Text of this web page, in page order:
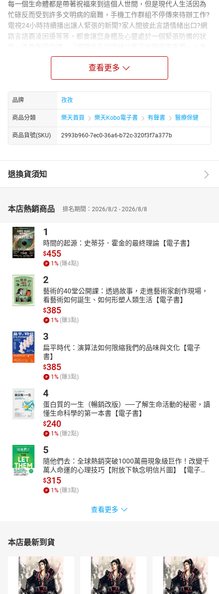
每一個生命體都是帶著祝福來到這個人世間，但是現代人生活因為
忙碌反而受到許多文明病的磨難，手機工作群組不停傳來待辦工作?
電視24小時持續播出讓人緊張的新聞?家人間彼此言語情緒出口?網
路言語霸凌困擾等等，都會讓您身體及心靈處於一個緊張防備的狀
體的健康源自心靈的健康。
6.5小時／6章53節
課程內容：
「Dr.Life Medi-Your Way」意指每個世代的覺醒者，以預防醫學為
經，生活習慣為緯，掌握以「Medi」為字首的三個關鍵字：
Medical(醫藥科學)、Meditation(沉靜心靈)、Media(知識分享)，轉
化舊有習氣成為種種利生的好習慣，訓練自己成為自身與親友的健
大家可能多少瞭解一些西醫、中醫、印度阿育吠陀的相關知識，但
對西藏的藏醫藥學較為陌生。簡單來說，世界上有三大醫療系統──
西醫、中醫以及藏醫，而對於兼顧身心靈的全面照護，藏醫有著最
課程大綱：
足足一年份52周的靜心練習，每篇包含養生觀念和實際運用。重點
皆圍繞在核心價值「靜心」，進而發展出各種修煉法，其中有些修
煉法是透過轉念來轉化體質、激發自癒力，相信你能從中找到最適
合自己的方法。
藏醫藥學分享：
藏醫藥學源於佛教醫學，最大的特色在於藉由泯除心性之毒、去無
明開智慧，來平衡生命能量，預防因生命能量失衡而衍生出的八萬
四千種病。許多人覺得西藏密宗很神祕，但依我理解，密宗不是祕
密，而是以有系統的方法，本於實相，順應宇宙運作原理，能更方
便、更快速地達到想要的效果。佛教醫學中，有些很好、很實用，
有適合所有人練習的養生方法。不論你是否為佛教徒，都可以藉由
這些方法來養壽，活得更健康、更幸福。佛法不是一種法，而是千
千萬萬種法，適應宇宙運行的規則，其中有些已得到科學證實，而
有些是現代科學還追不上的。
走訪鄉間進行衛生教育時，我發現臺灣人普遍對西醫已有一定程度
的認識，因此能以西醫語彙解釋的部分，我會盡量用西醫的方式說
醫、阿育吠陀來補強。
西方醫學擅長治療身體，但要更進一步達到一生無病無憂，不想等
到病歪歪了再靠吃藥來控制病情，不想老的時候逛醫院的次數比逛
街還多，就還需要東方醫療體系雙效護健康。希望大家開始練習透
的美好境界。身心靈全面提升後，所有疾病都能不藥而癒，甚至，
根本就不會生病！我預估進階版的西方醫學，未來也將走上身心靈
合一的預防醫學道路，在疾病發生之前，早一步控管，而非待發病
後才來急急忙忙補救。
人之所以會不舒服，不只是身體出了狀況，而跟情緒、心念、靈魂
都有關聯。身為一個在臺灣學習西方醫學的西藏人，我將結合古老
瞭解宇宙運作的規則，時時刻刻得到大自然的禮物，滋養利益生命
的心性，啟動免疫力和自癒力，成為自身的良醫！
洛桑加參
現任
Dr. Lobsang洛桑預防醫學集團創辦人
查看更多
品牌 孜孜
商品分類 樂天首頁 樂天Kobo電子書 有聲書 醫療保健
商品貨號(SKU) 2993b960-7ec0-36a6-b72c-320f3f7a377b
退換貨須知
本店熱銷商品 排名期間：2026/8/2 - 2026/8/8
1
時間的起源：史蒂芬．霍金的最終理論【電子書】
$455
1 % (賺4點)
2
藝術的40堂公開課：透過故事，走進藝術家創作現場，
看藝術如何誕生、如何形塑人類生活【電子書】
$385
1 % (賺3點)
3
扁平時代：演算法如何限縮我們的品味與文化【電子
書】
$385
1 % (賺3點)
4
蛋白質的一生（暢銷改版）──了解生命活動的秘密，讀
懂生命科學的第一本書【電子書】
$240
1 % (賺2點)
5
隨他們去：全球熱銷突破1000萬冊現象級巨作！改變千
萬人命運的心理技巧【附放下執念明信片圖】【電子
書】
$315
1 % (賺3點)
查看更多
本店最新到貨